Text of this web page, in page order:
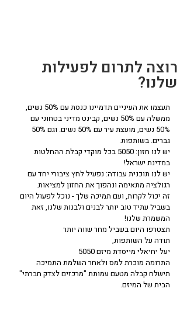
רוצה לתרום לפעילות
שלנו?
תעצמו את העיניים תדמיינו כנסת עם 50% נשים,
ממשלה עם 50% נשים, קבינט מדיני בטחוני עם
50% נשים, מועצת עיר עם 50% נשים. וגם 50%
גברים. בשותפות.
יש לנו חזון: 5050 בכל מוקדי קבלת ההחלטות
במדינת ישראל!
יש לנו תוכנית עבודה: נפעיל לחץ ציבורי יחד עם
רגולציה מתאימה ונהפוך את החזון למציאות.
זה יכול לקרות, ועם תמיכה שלך - נוכל לפעול היום
בשביל עתיד טוב יותר לבנים ולבנות שלנו, זאת
המשמרת שלנו!
תצטרפו היום בשביל מחר שווה יותר
תודה על השותפות,
יעל יחיאלי מייסדת מיזם 5050
התרומה מוכרת למס ולאחר השלמת התמיכה
תישלח קבלה מטעם עמותת "מרכזים לצדק חברתי"
הבית של המיזם.